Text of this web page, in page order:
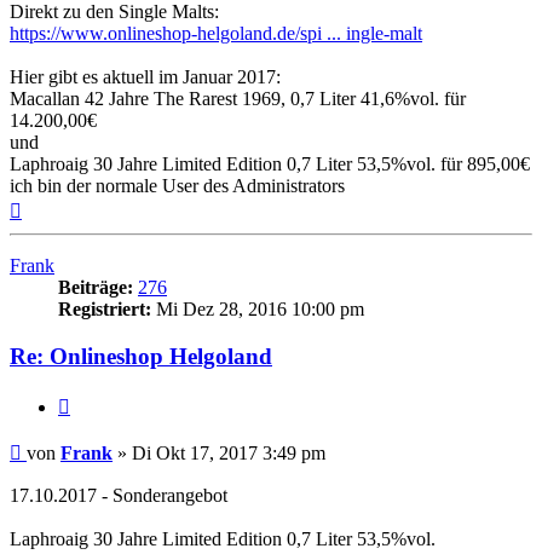
Direkt zu den Single Malts:
https://www.onlineshop-helgoland.de/spi ... ingle-malt
Hier gibt es aktuell im Januar 2017:
Macallan 42 Jahre The Rarest 1969, 0,7 Liter 41,6%vol. für
14.200,00€
und
Laphroaig 30 Jahre Limited Edition 0,7 Liter 53,5%vol. für 895,00€
ich bin der normale User des Administrators
oben
Frank
Beiträge: 276
Registriert: Mi Dez 28, 2016 10:00 pm
Re: Onlineshop Helgoland
Beitrag
von Frank » Di Okt 17, 2017 3:49 pm
17.10.2017 - Sonderangebot
Laphroaig 30 Jahre Limited Edition 0,7 Liter 53,5%vol.